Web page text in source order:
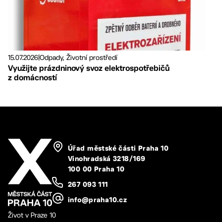
15.07.2026Odpady, Životní prostředí
Využijte prázdninový svoz elektrospotřebičů
z domácností
Úřad městské části Praha 10
Vinohradská 3218/169
100 00 Praha 10
267 093 111
info@praha10.cz
Život v Praze 10